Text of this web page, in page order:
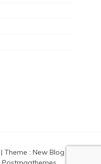
| Theme : New Blog a free